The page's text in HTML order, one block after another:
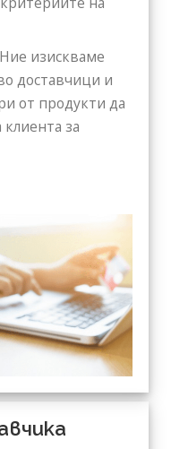
изискваме
доставчици и
от продукти да
за